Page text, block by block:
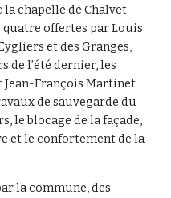
chapelle de Chalvet
quatre offertes par Louis
et des Granges,
de l’été dernier, les
Jean-François Martinet
de sauvegarde du
le blocage de la façade,
et le confortement de la
la commune, des